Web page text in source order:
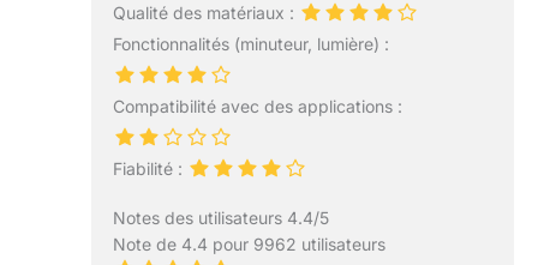
Qualité des matériaux :
Fonctionnalités (minuteur, lumière) :
Compatibilité avec des applications :
Fiabilité :
Notes des utilisateurs 4.4/5
Note de 4.4 pour 9962 utilisateurs